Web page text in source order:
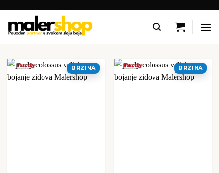
content
BRZINA BRZINA